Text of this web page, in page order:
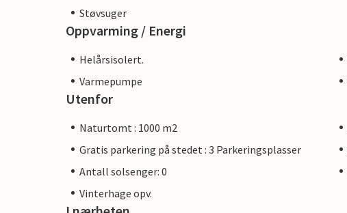
Støvsuger
Oppvarming / Energi
Helårsisolert.
Varmepumpe
Utenfor
Naturtomt : 1000 m2
Gratis parkering på stedet : 3 Parkeringsplasser
Antall solsenger: 0
Vinterhage opv.